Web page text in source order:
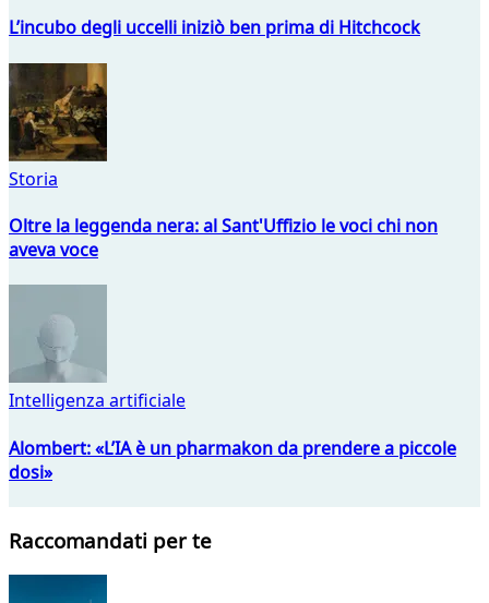
L’incubo degli uccelli iniziò ben prima di Hitchcock
Storia
Oltre la leggenda nera: al Sant'Uffizio le voci chi non
aveva voce
Intelligenza artificiale
Alombert: «L’IA è un pharmakon da prendere a piccole
dosi»
Raccomandati per te